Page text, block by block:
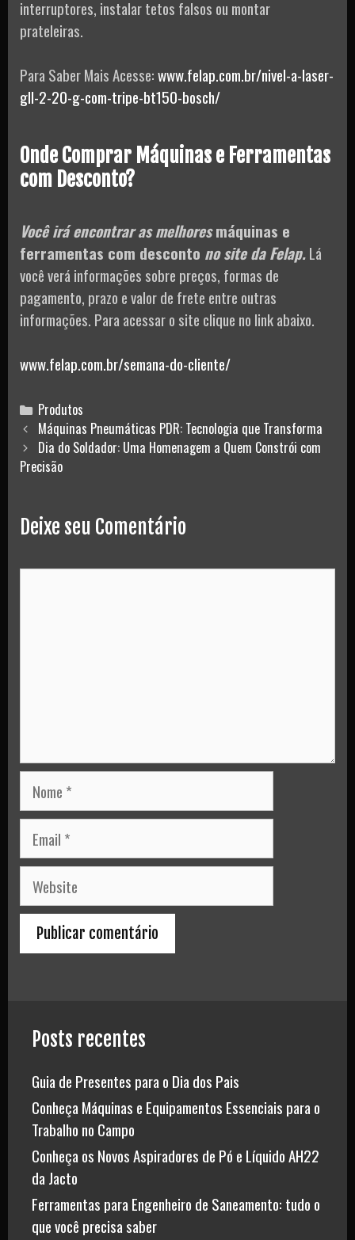
interruptores, instalar tetos falsos ou montar
prateleiras.
Para Saber Mais Acesse:www.felap.com.br/nivel-a-laser-
gll-2-20-g-com-tripe-bt150-bosch/
Onde Comprar Máquinas e Ferramentas
com Desconto?
Você irá encontrar as melhoresmáquinas e
ferramentas com desconto no site da Felap.Lá
você verá informações sobre preços, formas de
pagamento, prazo e valor de frete entre outras
informações. Para acessar o site clique no link abaixo.
www.felap.com.br/semana-do-cliente/
Categories
Produtos
Post
navigation
Máquinas Pneumáticas PDR: Tecnologia que Transforma
Dia do Soldador: Uma Homenagem a Quem Constrói com
Precisão
Deixe seu Comentário
Nome
Email
Website
Posts recentes
Guia de Presentes para o Dia dos Pais
Conheça Máquinas e Equipamentos Essenciais para o
Trabalho no Campo
Conheça os Novos Aspiradores de Pó e Líquido AH22
da Jacto
Ferramentas para Engenheiro de Saneamento: tudo o
que você precisa saber